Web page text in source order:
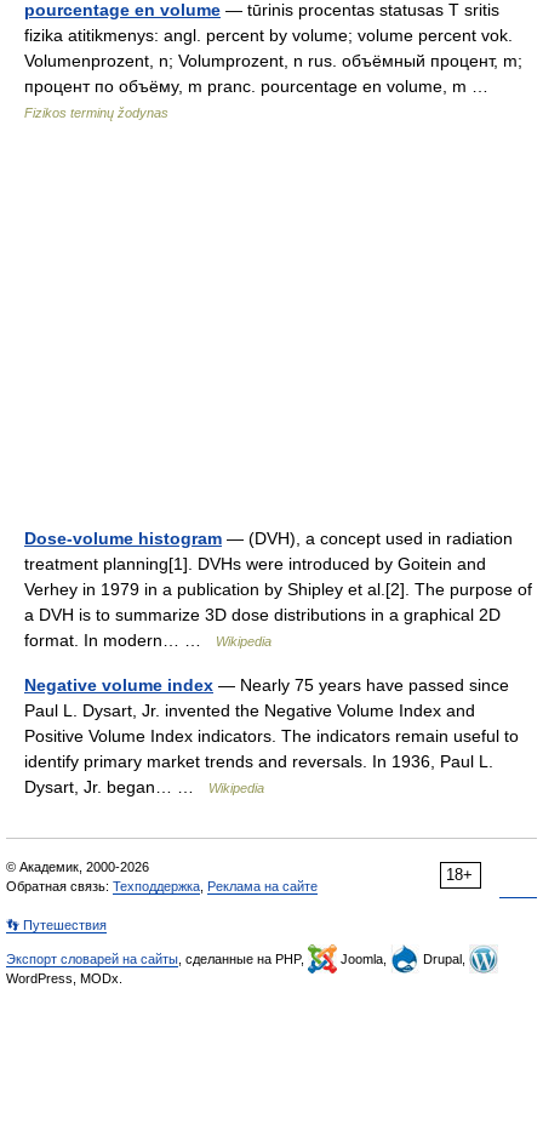
pourcentage en volume — tūrinis procentas statusas T sritis
fizika atitikmenys: angl. percent by volume; volume percent vok.
Volumenprozent, n; Volumprozent, n rus. объёмный процент, m;
процент по объёму, m pranc. pourcentage en volume, m …
Fizikos terminų žodynas
Dose-volume histogram — (DVH), a concept used in radiation
treatment planning[1]. DVHs were introduced by Goitein and
Verhey in 1979 in a publication by Shipley et al.[2]. The purpose of
a DVH is to summarize 3D dose distributions in a graphical 2D
format. In modern… …
Wikipedia
Negative volume index — Nearly 75 years have passed since
Paul L. Dysart, Jr. invented the Negative Volume Index and
Positive Volume Index indicators. The indicators remain useful to
identify primary market trends and reversals. In 1936, Paul L.
Dysart, Jr. began… …
Wikipedia
18+
© Академик, 2000-2026
Обратная связь: Техподдержка Реклама на сайте
👣 Путешествия
Экспорт словарей на сайты , сделанные на PHP, Joomla,
Drupal,
WordPress, MODx.